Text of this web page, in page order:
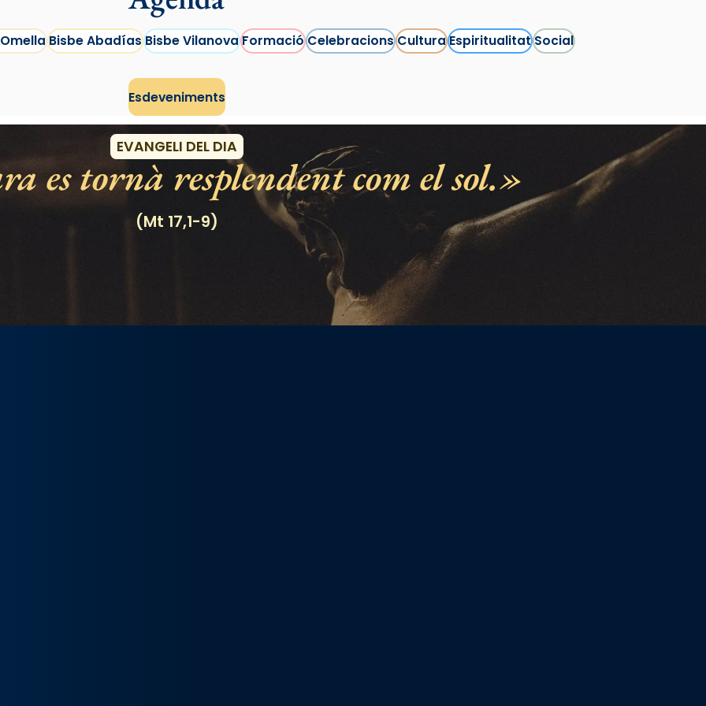
Bisbe AbadíasBisbe VilanovaFormacióCelebracionsCulturaEspiritualitatSocial
Esdeveniments
EVANGELI DEL DIA
es tornà resplendent com el sol.
(Mt 17,1-9)